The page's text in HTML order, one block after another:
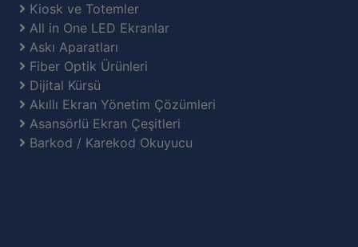
Kiosk ve Totemler
All in One LED Ekranlar
Askı Aparatları
Fiber Optik Ürünleri
Dijital Kürsü
Akıllı Ekran Yönetim Çözümleri
Asansörlü Ekran Çeşitleri
Barkod / Karekod Okuyucu